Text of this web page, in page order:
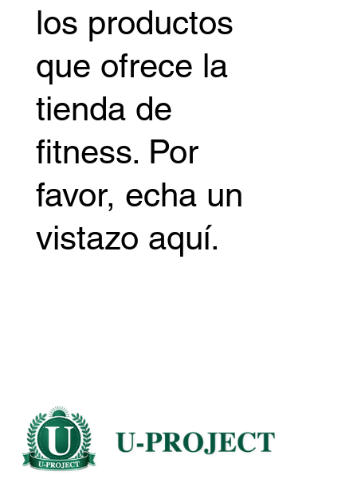
los productos
que ofrece la
tienda de
fitness. Por
favor, echa un
vistazo aquí.